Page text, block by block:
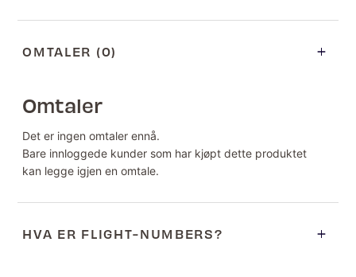
OMTALER (0)
Omtaler
Det er ingen omtaler ennå.
Bare innloggede kunder som har kjøpt dette produktet
kan legge igjen en omtale.
HVA ER FLIGHT-NUMBERS?